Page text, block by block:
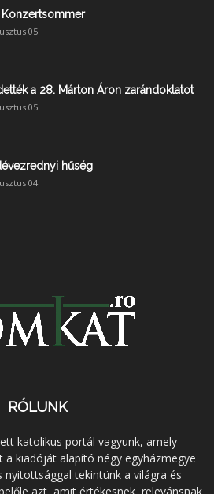
Konzertsommer
05.
a 28. Márton Áron zarándoklatot
05.
hűség
04.
RÓLUNK
katolikus portál vagyunk, amely
kiadóját alapító négy egyházmegye
nyitottsággal tekintünk a világra és
azt, amit értékesnek, relevánsnak